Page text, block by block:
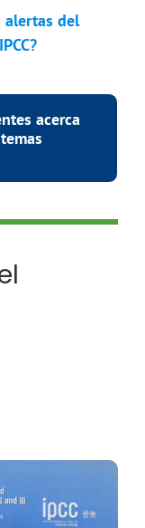
alertas del
acerca